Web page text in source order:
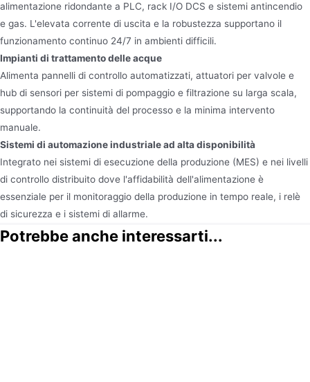
alimentazione ridondante a PLC, rack I/O DCS e sistemi antincendio
e gas. L'elevata corrente di uscita e la robustezza supportano il
funzionamento continuo 24/7 in ambienti difficili.
Impianti di trattamento delle acque
Alimenta pannelli di controllo automatizzati, attuatori per valvole e
hub di sensori per sistemi di pompaggio e filtrazione su larga scala,
supportando la continuità del processo e la minima intervento
manuale.
Sistemi di automazione industriale ad alta disponibilità
Integrato nei sistemi di esecuzione della produzione (MES) e nei livelli
di controllo distribuito dove l'affidabilità dell'alimentazione è
essenziale per il monitoraggio della produzione in tempo reale, i relè
di sicurezza e i sistemi di allarme.
Potrebbe anche interessarti...